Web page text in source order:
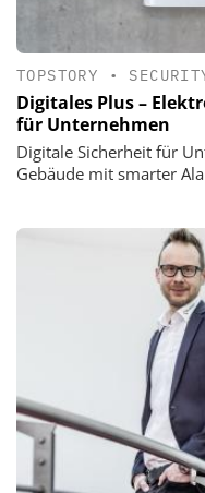
TOPSTORY •
Digitales Plus –
für Unternehmen
Digitale Sicherheit für
Gebäude mit smarter